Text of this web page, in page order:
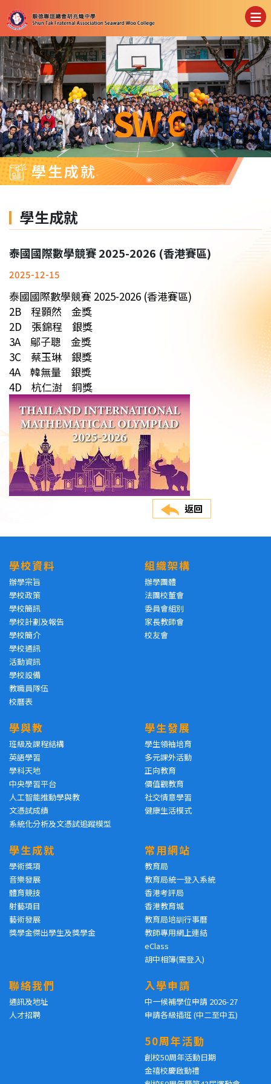
學生成就
學生成就
泰國國際數學競賽 2025-2026 (香港賽區)
2025-12-15
泰國國際數學競賽 2025-2026 (香港賽區)
2B 程顥然 金獎
2D 張錦程 銀獎
3A 鄔子聰 金獎
3C 蔡玉琳 銀獎
4A 韓無量 銀獎
4D 杭仁澍 銅獎
返回
學校資料
辦學宗旨
學校政策
學校簡訊
學校計劃及報告
學校簡介
學校通訊
活動資訊
學校設備
教職員隊伍
校曆表
組織架構
辦學團體
法團校董會
委員會組別
家長教師會
校友會
學與教
班級及課程結構
英語學習
學科天地
中央學習平台
人工智能推動學與教
文憑試成績
系統化分析及文憑試追蹤模型
學生發展
學生領袖培育
多元課外活動
正向教育
價值觀教育
社交情意學習
健康生活模式
學生成就
學術獎項
音樂發展
體育競技
射藝項目
藝術發展
獎學金傑出學生及獎學金
常用網站
教育局
教育局統一登入系統
香港考評局
香港教育城
教育局培訓行事曆
教師專用網上連結
eClass
胡中相簿(需登入)
聯絡我們
通訊及地址
人才招聘
入學申請
中一候補學位申請 2026-27
申請各級插班 (中二至中五)
50周年活動
創校50周年活動日期
金禧校慶啟動禮